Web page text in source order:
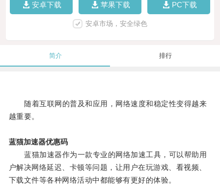
安卓下载 苹果下载 PC下载
安卓市场，安全绿色
简介 排行
随着互联网的普及和应用，网络速度和稳定性变得越来
越重要。
蓝猫加速器优惠码
蓝猫加速器作为一款专业的网络加速工具，可以帮助用
户解决网络延迟、卡顿等问题，让用户在玩游戏、看视频、
下载文件等各种网络活动中都能够有更好的体验。